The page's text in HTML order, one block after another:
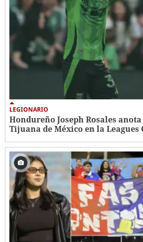
LEGIONARIO
Hondureño Joseph Rosales
Tijuana de México en la Leagues